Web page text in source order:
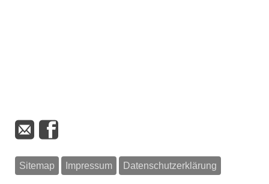
Sitemap Impressum Datenschutzerklärung